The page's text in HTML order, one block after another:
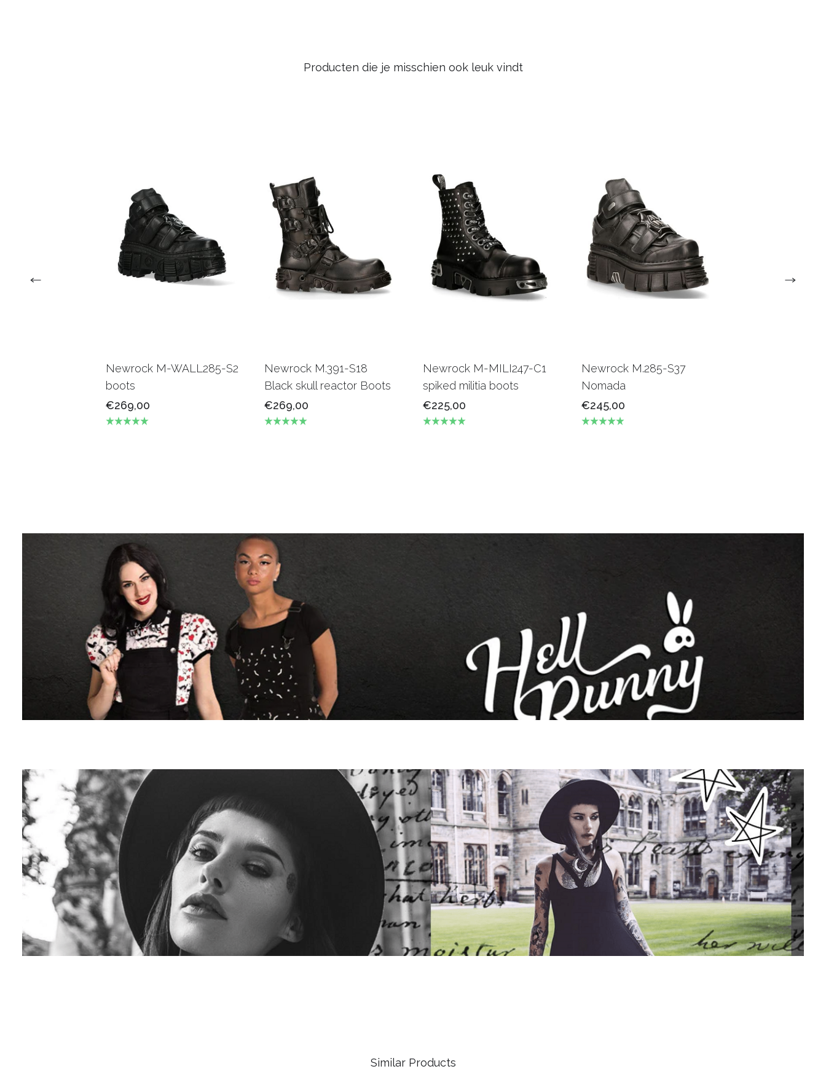
Producten die je misschien ook leuk vindt
Newrock M-WALL285-S2
boots
€269,00
Newrock M.391-S18
Black skull reactor Boots
€269,00
Newrock M-MILI247-C1
spiked militia boots
€225,00
Newrock M.285-S37
Nomada
€245,00
Similar Products